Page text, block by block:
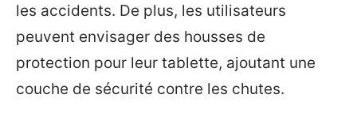
les accidents. De plus, les utilisateurs
peuvent envisager des housses de
protection pour leur tablette, ajoutant une
couche de sécurité contre les chutes.